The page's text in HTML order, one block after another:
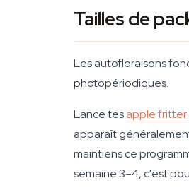
Tailles de
Les autofloraisons
photopériodiques.
Lance tesapple fritter
apparaît
maintiens ce
semaine 3–4, c'est